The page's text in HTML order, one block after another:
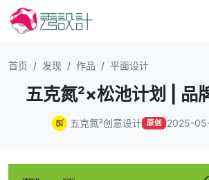
首页 发现 作品 平面设计
五克氮²×松池计划 | 品
五克氮²创意设计 原创 2025-